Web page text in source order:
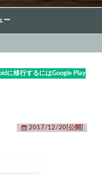
ー
に移行するにはGoogle Play
2017/12/20[公開]